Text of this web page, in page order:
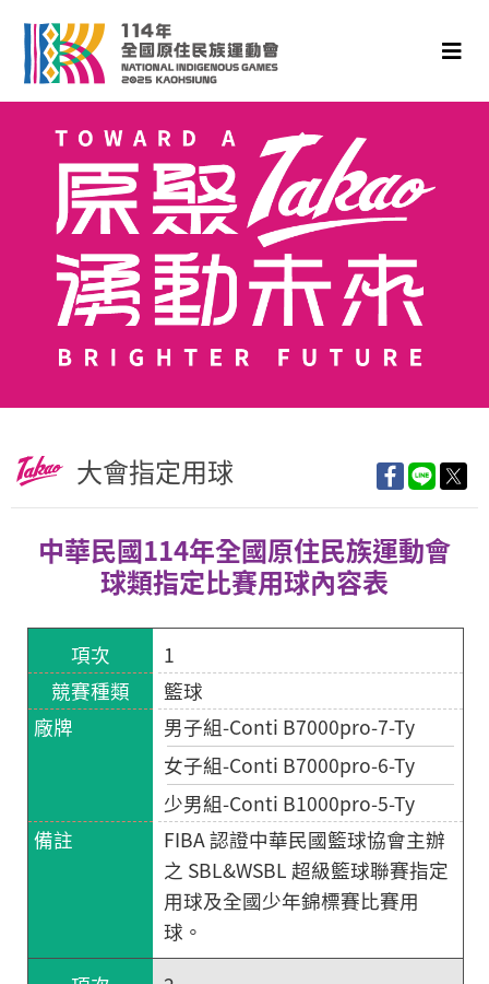
大會指定用球
中華民國114年全國原住民族運動會
球類指定比賽用球內容表
1
籃球
男子組-Conti B7000pro-7-Ty
女子組-Conti B7000pro-6-Ty
少男組-Conti B1000pro-5-Ty
FIBA 認證中華民國籃球協會主辦
之 SBL&WSBL 超級籃球聯賽指定
用球及全國少年錦標賽比賽用
球。